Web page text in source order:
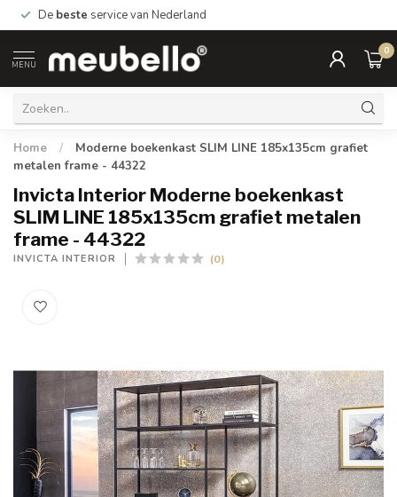
De beste service van Nederland
MENU
0
Home /
Moderne boekenkast SLIM LINE 185x135cm grafiet
metalen frame - 44322
Invicta Interior Moderne boekenkast
SLIM LINE 185x135cm grafiet metalen
frame - 44322
INVICTA INTERIOR (0)